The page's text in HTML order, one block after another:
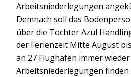
Arbeitsniederlegungen
Demnach soll das
über die Tochter Azul
der Ferienzeit Mitte August
an 27 Flughäfen immer
Arbeitsniederlegungen finden